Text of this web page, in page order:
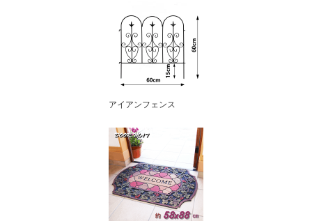
アイアンフェンス